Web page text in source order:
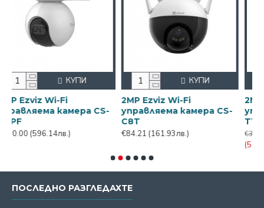
Wi-Fi
камера CS-
КУПИ
2MP Ezviz Wi-Fi
управляема камера CS-
(161.93лв.)
КУПИ
2MP Ezviz
управляема
(63.37лв.)
ПОСЛЕДНО РАЗГЛЕДАХТЕ